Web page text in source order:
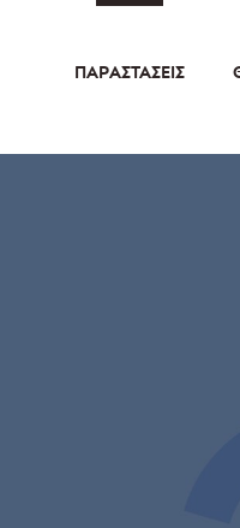
ΠΑΡΑΣΤΆΣΕΙΣ